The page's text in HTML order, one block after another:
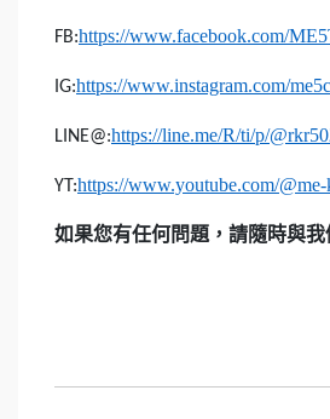
FB:https://www.facebook.com/
IG:https://www.instagram.com/
LINE@:https://line.me/R/ti/p/
YT:https://www.youtube.com/
如果您有任何問題，請隨時與我